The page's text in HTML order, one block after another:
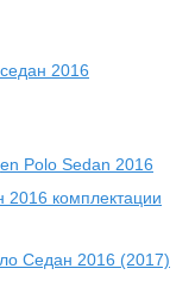
2016
Polo Sedan 2016
2016 комплектации
Седан 2016 (2017)